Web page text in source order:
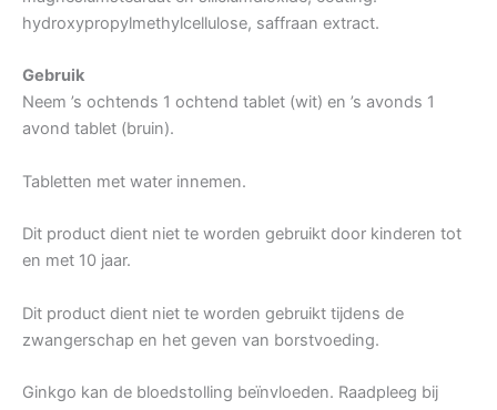
hydroxypropylmethylcellulose, saffraan extract.
Gebruik
Neem ’s ochtends 1 ochtend tablet (wit) en ’s avonds 1
avond tablet (bruin).
Tabletten met water innemen.
Dit product dient niet te worden gebruikt door kinderen tot
en met 10 jaar.
Dit product dient niet te worden gebruikt tijdens de
zwangerschap en het geven van borstvoeding.
Ginkgo kan de bloedstolling beïnvloeden. Raadpleeg bij